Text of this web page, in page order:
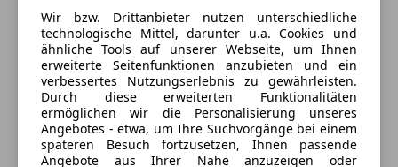
Spurhalteassistent
Tagfahrlicht
Traktionskontrolle
Verkehrszeichenerkennung
Wegfahrsperre
Zentralverriegelung
Extras
Soundsystem, M Sportdifferential, M-Fahrwerk
adaptiv, Park Distance Control (PDC), Regensensor,
Reifendruckanzeige, Sportfahrwerk,
Sprachsteuerung, Telefonie mit Wireless Charging,
Teleservice BMW, Apple Car Play, Displayschlüssel, M
Sportbremse, Tagfahrlicht Front und Heck aktiv,
Wärmekomfortpaket vorne, WLAN Hotspot, LED-
Scheinwerfer, M-Exterieurumfänge, ohne
Autohaus Reiterer GmbH
Sternebewertung 5 von 5
5Sterne
(93% Weiterempfehlungen)
Anbieter auf AutoScout24 seit 2011
Showroom
Wir bzw. Drittanbieter nutzen unterschiedliche
technologische Mittel, darunter u.a. Cookies und
ähnliche Tools auf unserer Webseite, um Ihnen
erweiterte Seitenfunktionen anzubieten und ein
verbessertes Nutzungserlebnis zu gewährleisten.
Durch diese erweiterten Funktionalitäten
ermöglichen wir die Personalisierung unseres
Angebotes - etwa, um Ihre Suchvorgänge bei einem
späteren Besuch fortzusetzen, Ihnen passende
Angebote aus Ihrer Nähe anzuzeigen oder